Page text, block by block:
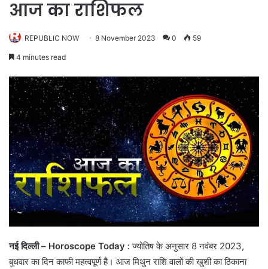
आज का राशिफल
REPUBLIC NOW 8 November 2023 0 59
4 minutes read
नई दिल्ली – Horoscope Today :ज्योतिष के अनुसार 8 नवंबर 2023,
बुधवार का दिन काफी महत्वपूर्ण है। आज मिथुन राशि वालों की खुशी का ठिकाना